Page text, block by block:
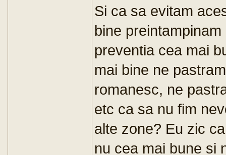
Si ca sa evitam
bine
preventia cea mai
mai bine ne
romanesc, ne
etc ca sa nu fim
alte zone? Eu zic
nu cea mai bune si